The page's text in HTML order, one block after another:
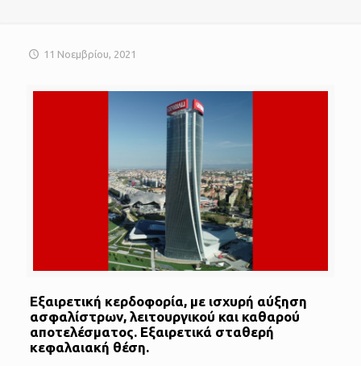
11 Νοεμβρίου, 2021
Εξαιρετική κερδοφορία, με ισχυρή αύξηση
ασφαλίστρων, λειτουργικού και καθαρού
αποτελέσματος. Εξαιρετικά σταθερή
κεφαλαιακή θέση.